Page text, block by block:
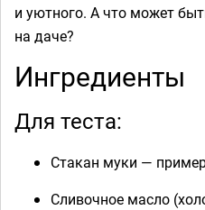
и уютного. А что может
на даче?
Ингредиенты
Для теста:
Стакан муки —
Сливочное масло